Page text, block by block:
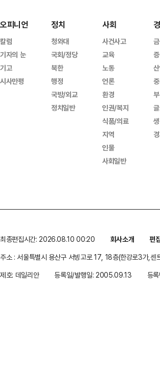
오피니언
칼럼
기자의 눈
기고
시사만평
정치
청와대
국회/정당
북한
행정
국방/외교
정치일반
사회
사건사고
교육
노동
언론
환경
인권/복지
식품/의료
지역
인물
사회일반
최종편집시간: 2026.08.10 00:20 회사소개 편
주소 : 서울특별시 용산구 서빙고로 17, 18층(한강로3가,센
제호: 데일리안
등록일/발행일: 2005.09.13 등